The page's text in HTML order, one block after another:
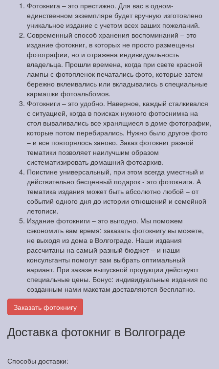
Фотокнига – это престижно. Для вас в одном-
единственном экземпляре будет вручную изготовлено
уникальное издание с учетом всех ваших пожеланий.
Современный способ хранения воспоминаний – это
издание фотокниг, в которых не просто размещены
фотографии, но и отражена индивидуальность
владельца. Прошли времена, когда при свете красной
лампы с фотопленок печатались фото, которые затем
бережно вклеивались или вкладывались в специальные
кармашки фотоальбомов.
Фотокниги – это удобно. Наверное, каждый сталкивался
с ситуацией, когда в поисках нужного фотоснимка на
стол вываливались все хранящиеся в доме фотографии,
которые потом перебирались. Нужно было другое фото
– и все повторялось заново. Заказ фотокниг разной
тематики позволяет наилучшим образом
систематизировать домашний фотоархив.
Поистине универсальный, при этом всегда уместный и
действительно бесценный подарок - это фотокнига. А
тематика издания может быть абсолютно любой – от
событий одного дня до истории отношений и семейной
летописи.
Издание фотокниги – это выгодно. Мы поможем
сэкономить вам время: заказать фотокнигу вы можете,
не выходя из дома в Волгограде. Наши издания
рассчитаны на самый разный бюджет – и наши
консультанты помогут вам выбрать оптимальный
вариант. При заказе выпускной продукции действуют
специальные цены. Бонус: индивидуальные издания по
созданным нами макетам доставляются бесплатно.
Заказать фотокнигу
Доставка фотокниг в Волгограде
Способы доставки: